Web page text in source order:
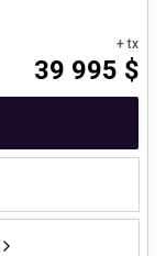
+ tx
39 995 $